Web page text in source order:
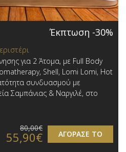
Έκπτωση -30%
για 2 Άτομα, με Full Body
Shell, Lomi Lomi, Hot
συνδυασμού με
Σαμπάνιας & Ναργιλέ, στο
ΑΓΟΡΑΣΕ ΤΟ
80,00€
55,90€